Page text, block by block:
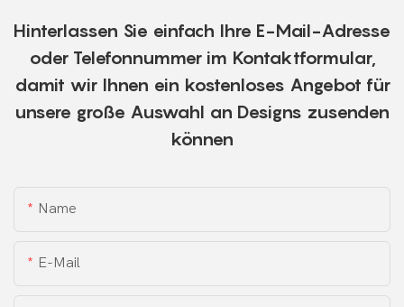
Hinterlassen Sie einfach Ihre E-Mail-Adresse
oder Telefonnummer im Kontaktformular,
damit wir Ihnen ein kostenloses Angebot für
unsere große Auswahl an Designs zusenden
können
Name
E-Mail